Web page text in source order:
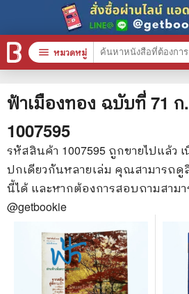
ฟ้าเมืองทอง ฉบับที่ 71 ก
1007595
รหัสสินค้า 1007595 ถูกขายไปแล้ว
ปกเดียวกันหลายเล่ม คุณสามารถดู
นี้ได้ และหากต้องการสอบถามสามา
@getbookie
menu หมวดหมู่
หมวดหมู่สิ
หนังสือทั้งหมด
stars สินค้าใช้เฉพาะแต้มเท่านั้น
📚 หนังสือทั่วไป
🦄 วรรณกรรม นิยาย เรื่องสั้น
🎓 การศึกษา
😼 หนังสือการ์ตูน